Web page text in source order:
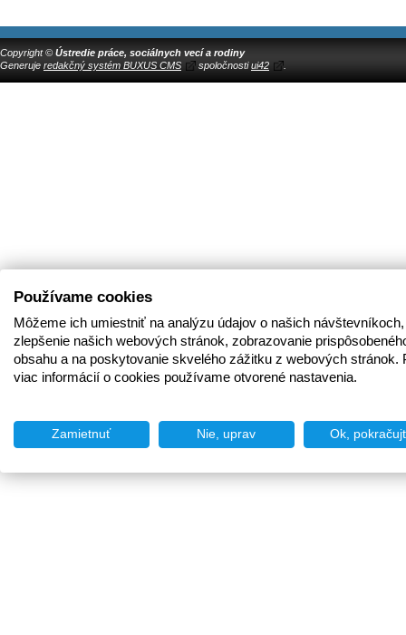
Copyright © Ústredie práce, sociálnych vecí a rodiny
Generuje redakčný systém BUXUS CMS spoločnostiui42
Používame cookies
Môžeme ich umiestniť na analýzu údajov o našich
zlepšenie našich webových stránok, zobrazovanie
obsahu a na poskytovanie skvelého zážitku z webových stránok.
viac informácií o cookies používame otvorené nastavenia.
Zamietnuť Nie, uprav Ok,